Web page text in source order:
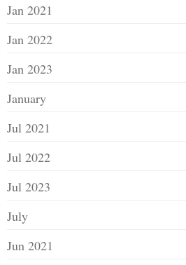
Jan 2021
Jan 2022
Jan 2023
January
Jul 2021
Jul 2022
Jul 2023
July
Jun 2021